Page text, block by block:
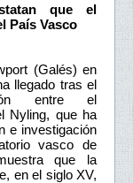
que el
País Vasco
(Galés) en
llegado tras el
entre el
Nyling, que ha
e investigación
vasco de
que la
en el siglo XV,